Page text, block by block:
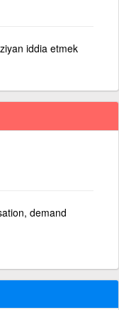
iddia etmek
demand